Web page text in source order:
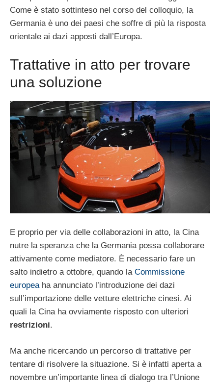
Come è stato sottinteso nel corso del colloquio, la
Germania è uno dei paesi che soffre di più la risposta
orientale ai dazi apposti dall’Europa.
Trattative in atto per trovare
una soluzione
E proprio per via delle collaborazioni in atto, la Cina
nutre la speranza che la Germania possa collaborare
attivamente come mediatore. È necessario fare un
salto indietro a ottobre, quando la Commissione
europeaha annunciato l’introduzione dei dazi
sull’importazione delle vetture elettriche cinesi. Ai
quali la Cina ha ovviamente risposto con ulteriori
restrizioni.
Ma anche ricercando un percorso di trattative per
tentare di risolvere la situazione. Si è infatti aperta a
novembre un’importante linea di dialogo tra l’Unione